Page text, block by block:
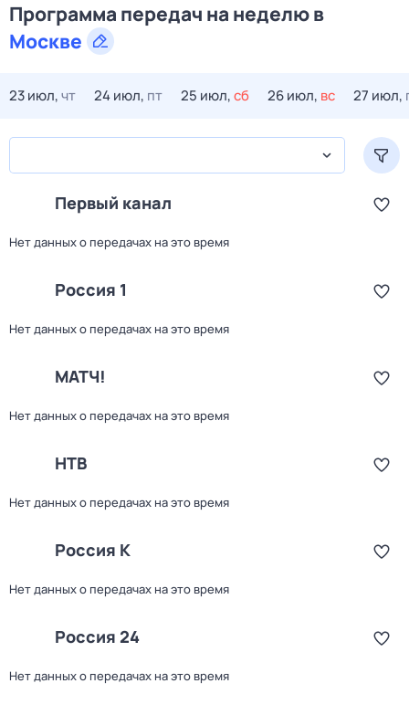
Программа передач на неделюв
Москве
23 июл,чт 24 июл, пт 25 июл,сб 26 июл, вс 27 июл,
Первый канал
Нет данных о передачах на это время
Россия 1
Нет данных о передачах на это время
МАТЧ!
Нет данных о передачах на это время
НТВ
Нет данных о передачах на это время
Россия К
Нет данных о передачах на это время
Россия 24
Нет данных о передачах на это время